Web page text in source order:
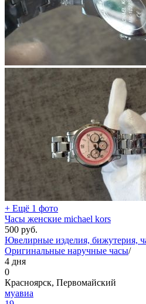
+ Ещё 1 фото
Часы женские michael kors
500 руб.
Ювелирные изделия, бижутерия,
Оригинальные наручные часы/
4 дня
0
Красноярск, Первомайский
муавиа